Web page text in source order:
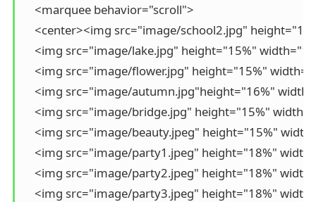
    <marquee behavior="scroll">
<center><img src="image/school2.jpg"
<img src="image/lake.jpg" height="15%"
<img src="image/flower.jpg" height="15%"
<img src="image/autumn.jpg"height="16%"
<img src="image/bridge.jpg" height="15%"
<img src="image/beauty.jpeg" height="15%"
<img src="image/party1.jpeg" height="18%"
<img src="image/party2.jpeg" height="18%"
<img src="image/party3.jpeg" height="18%"